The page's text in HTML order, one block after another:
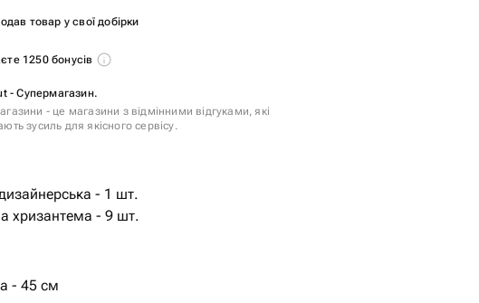
товар у свої добірки
1250 бонусів
- Супермагазин.
- це магазини з відмінними відгуками, які
зусиль для якісного сервісу.
- 1 шт.
хризантема - 9 шт.
- 45 см